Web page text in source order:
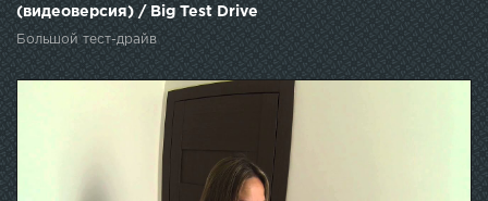
(видеоверсия) / Big Test Drive
Большой тест-драйв